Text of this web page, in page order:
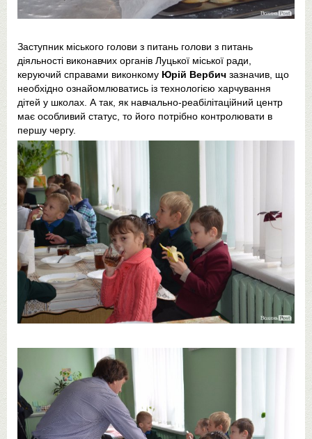
Заступник міського голови з питань голови з питань
діяльності виконавчих органів Луцької міської ради,
керуючий справами виконкому Юрій Вербич зазначив, що
необхідно ознайомлюватись із технологією харчування
дітей у школах. А так, як навчально-реабілітаційний центр
має особливий статус, то його потрібно контролювати в
першу чергу.